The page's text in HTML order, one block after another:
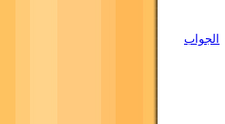
الجواب